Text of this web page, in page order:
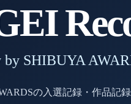
SHIBUYA
の入選記録・作品記